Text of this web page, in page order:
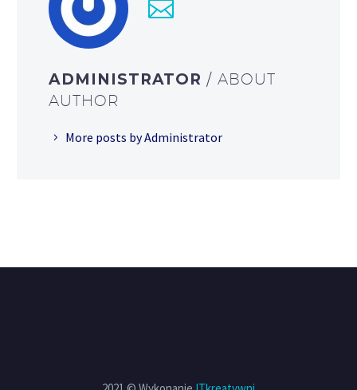
ADMINISTRATOR/ ABOUT
AUTHOR
More posts by Administrator